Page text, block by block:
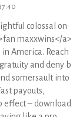
colossal on
maxxwins</a>
America. Reach
and deny b
somersault into
payouts,
effect – download